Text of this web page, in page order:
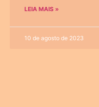
LEIA MAIS »
10 de agosto de 2023